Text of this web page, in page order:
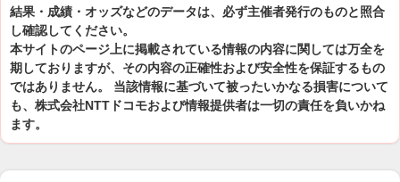
結果・成績・オッズなどのデータは、必ず主催者発行のものと照合
し確認してください。
本サイトのページ上に掲載されている情報の内容に関しては万全を
期しておりますが、その内容の正確性および安全性を保証するもの
ではありません。 当該情報に基づいて被ったいかなる損害について
も、株式会社NTTドコモおよび情報提供者は一切の責任を負いかね
ます。